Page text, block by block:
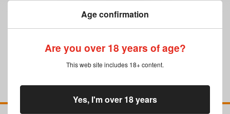
Age confirmation
Are you over 18 years of age?
This web site includes 18+ content.
Yes, I'm over 18 years